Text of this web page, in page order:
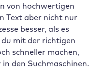
von hochwertigen
Text aber nicht nur
besser, als es
mit der richtigen
schneller machen,
den Suchmaschinen.